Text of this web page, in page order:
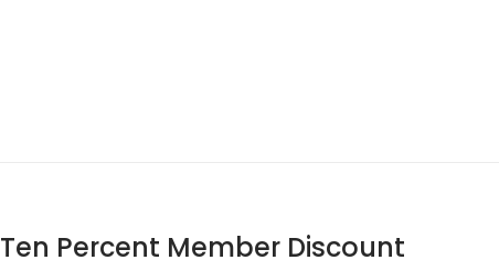
Ten Percent Member Discount